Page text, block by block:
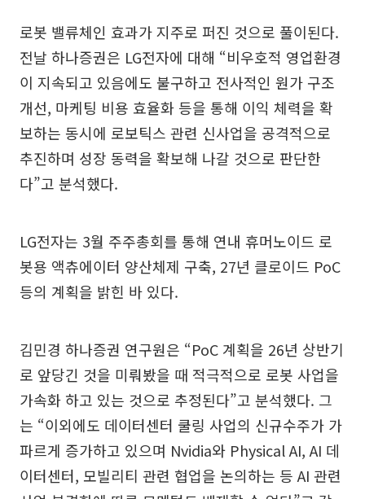
로봇 밸류체인 효과가 지주로 퍼진 것으로 풀이된다.
전날 하나증권은 LG전자에 대해 “비우호적 영업환경
이 지속되고 있음에도 불구하고 전사적인 원가 구조
개선, 마케팅 비용 효율화 등을 통해 이익 체력을 확
보하는 동시에 로보틱스 관련 신사업을 공격적으로
추진하며 성장 동력을 확보해 나갈 것으로 판단한
다”고 분석했다.
LG전자는 3월 주주총회를 통해 연내 휴머노이드 로
봇용 액츄에이터 양산체제 구축, 27년 클로이드 PoC
등의 계획을 밝힌 바 있다.
김민경 하나증권 연구원은 “PoC 계획을 26년 상반기
로 앞당긴 것을 미뤄봤을 때 적극적으로 로봇 사업을
가속화 하고 있는 것으로 추정된다”고 분석했다. 그
는 “이외에도 데이터센터 쿨링 사업의 신규수주가 가
파르게 증가하고 있으며 Nvidia와 Physical AI, AI 데
이터센터, 모빌리티 관련 협업을 논의하는 등 AI 관련